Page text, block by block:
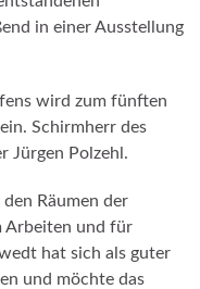
in einer Ausstellung
wird zum fünften
Schirmherr des
Jürgen Polzehl.
Räumen der
Arbeiten und für
hat sich als guter
und möchte das